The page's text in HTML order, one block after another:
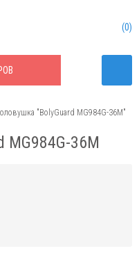
0
"BolyGuard MG984G-36M"
36M